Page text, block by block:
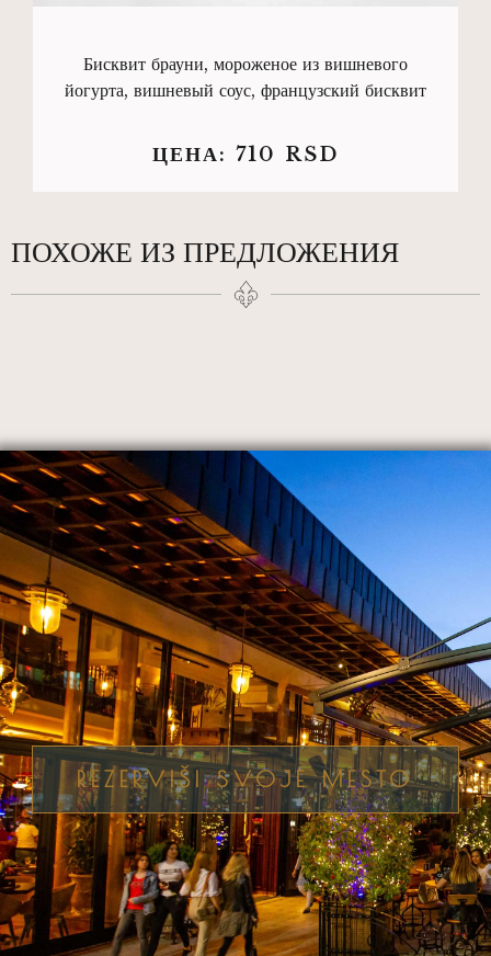
Бисквит брауни, мороженое из вишневого
йогурта, вишневый соус, французский бисквит
ЦЕНА: 710 RSD
ПОХОЖЕ ИЗ ПРЕДЛОЖЕНИЯ
REZERVIŠI SVOJE MESTO